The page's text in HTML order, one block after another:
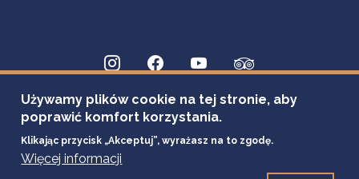
Używamy plików cookie na tej stronie, aby
poprawić komfort korzystania.
Klikając przycisk „Akceptuj”, wyrażasz na to zgodę.
Więcej informacji